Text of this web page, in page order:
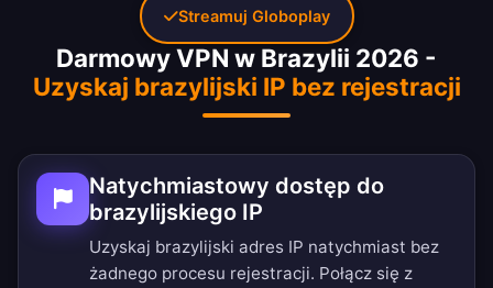
Darmowy VPN w Brazylii 2026 -
Uzyskaj brazylijski IP bez rejestracji
Natychmiastowy dostęp do
brazylijskiego IP
Uzyskaj brazylijski adres IP natychmiast bez
żadnego procesu rejestracji. Połącz się z
Streamuj Globoplay